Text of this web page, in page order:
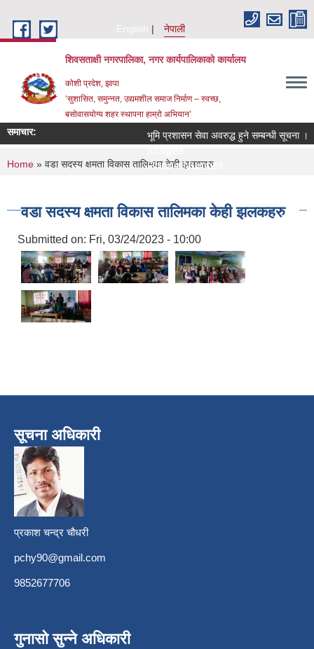
English
नेपाली
शिवसताक्षी नगरपालिका, नगर कार्यपालिकाकाे कार्यालय
कोशी प्रदेश, झापा
‘सुशासित, समुन्‍नत, उद्यमशील समाज निर्माण – स्वच्छ,
बसोवासयोग्य शहर स्थापना हाम्रो अभियान’
समाचार: भूमि प्रशासन सेवा अवरुद्ध हुने सम्बन्धी सूचना ।
Phone Number:
You are here
Home » वडा सदस्य क्षमता विकास तालिमका केही झलकहरु
वडा सदस्य क्षमता विकास तालिमका केही झलकहरु
Submitted on: Fri, 03/24/2023 - 10:00
सूचना अधिकारी
प्रकाश चन्द्र चौधरी
pchy90@gmail.com
9852677706
गुनासो सुन्ने अधिकारी